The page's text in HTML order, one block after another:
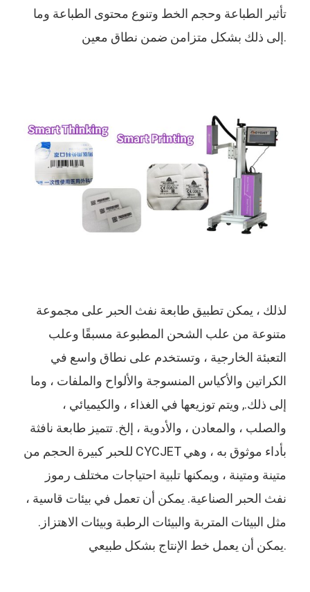
تأثير الطباعة وحجم الخط وتنوع محتوى الطباعة وما
إلى ذلك بشكل متزامن ضمن نطاق معين.
لذلك ، يمكن تطبيق طابعة نفث الحبر على مجموعة
متنوعة من علب الشحن المطبوعة مسبقًا وعلب
التعبئة الخارجية ، وتستخدم على نطاق واسع في
الكراتين والأكياس المنسوجة والألواح والملفات ، وما
إلى ذلك., ويتم توزيعها في الغذاء ، والكيميائي ،
والصلب ، والمعادن ، والأدوية ، إلخ. تتميز طابعة نافثة
للحبر كبيرة الحجم من CYCJET بأداء موثوق به ، وهي
متينة ومتينة ، ويمكنها تلبية احتياجات مختلف رموز
نفث الحبر الصناعية. يمكن أن تعمل في بيئات قاسية ،
مثل البيئات المتربة والبيئات الرطبة وبيئات الاهتزاز.
يمكن أن يعمل خط الإنتاج بشكل طبيعي.